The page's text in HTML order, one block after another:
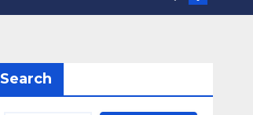
Search